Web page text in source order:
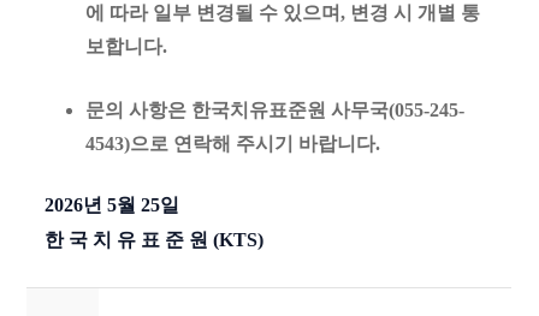
에 따라 일부 변경될 수 있으며, 변경 시 개별 통
보합니다.
문의 사항은 한국치유표준원 사무국(055-245-
4543)으로 연락해 주시기 바랍니다.
2026년 5월 25일
한 국 치 유 표 준 원 (KTS)